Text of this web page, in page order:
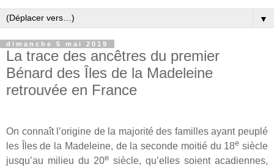
▼
dimanche 5 mai 2019
La trace des ancêtres du premier
Bénard des Îles de la Madeleine
retrouvée en France
On connaît l’origine de la majorité des familles ayant peuplé
les Îles de la Madeleine, de la seconde moitié du 18e siècle
jusqu’au milieu du 20e siècle, qu’elles soient acadiennes,